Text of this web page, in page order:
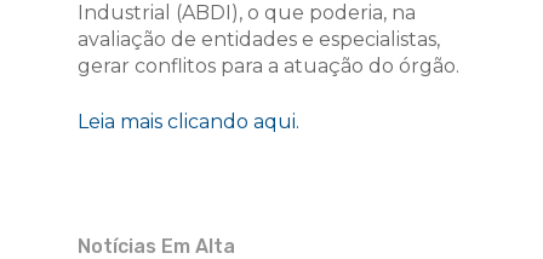
Industrial (ABDI), o que poderia, na
avaliação de entidades e especialistas,
gerar conflitos para a atuação do órgão.
Leia mais clicando aqui.
Notícias Em Alta